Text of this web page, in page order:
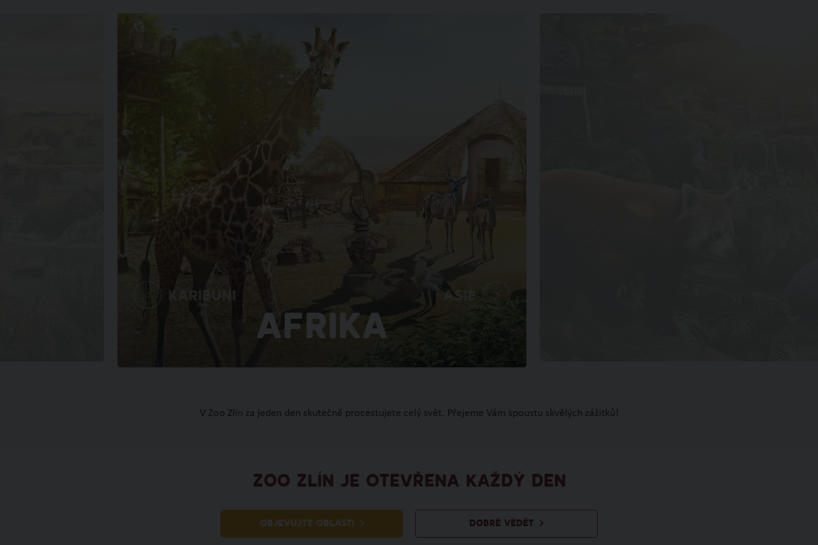
Karibuni
Afrika
Asie
V Zoo Zlín za jeden den skutečně procestujete celý svět. Přejeme Vám spoustu skvělých zážitků!
ZOO ZLÍN JE OTEVŘENA KAŽDÝ DEN
OBJEVUJTE OBLASTI DOBRÉ VĚDĚT